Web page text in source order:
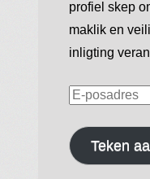
profiel skep
maklik en
inligting
E-
Teken